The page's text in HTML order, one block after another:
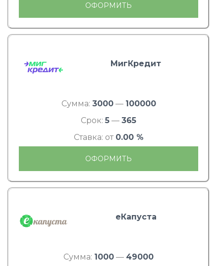
ОФОРМИТЬ
МигКредит
Сумма: 3000— 100000
Срок: 5 — 365
Ставка: от 0.00 %
ОФОРМИТЬ
еКапуста
Сумма: 1000 — 49000